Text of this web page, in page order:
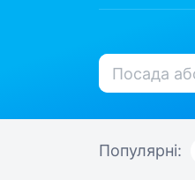
Популярні: